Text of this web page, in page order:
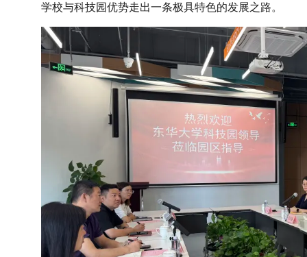
学校与科技园优势走出一条极具特色的发展之路。